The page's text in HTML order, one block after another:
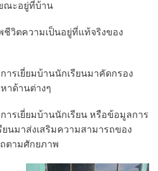
ณะอยู่ที่บ้าน
ชีวิตความเป็นอยู่ที่แท้จริงของ
รเยี่ยมบ้านนักเรียนมาคัดกรอง
าด้านต่างๆ
ารเยี่ยมบ้านนักเรียน หรือข้อมูลการ
นมาส่งเสริมความสามารถของ
ตามศักยภาพ